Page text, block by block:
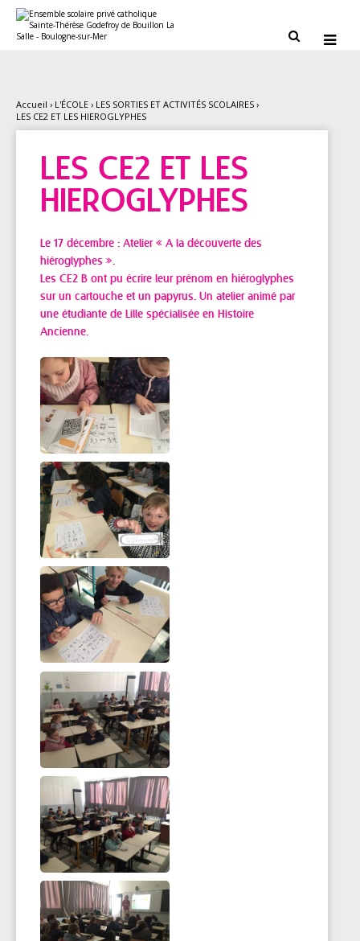
contenu.
personnels
 
Accueil › L'ÉCOLE › LES SORTIES ET ACTIVITÉS SCOLAIRES ›
LES CE2 ET LES HIEROGLYPHES
LES CE2 ET LES
HIEROGLYPHES
Le 17 décembre : Atelier « A la découverte des
hiéroglyphes ».
Les CE2 B ont pu écrire leur prénom en hiéroglyphes
sur un cartouche et un papyrus. Un atelier animé par
une étudiante de Lille spécialisée en Histoire
Ancienne.